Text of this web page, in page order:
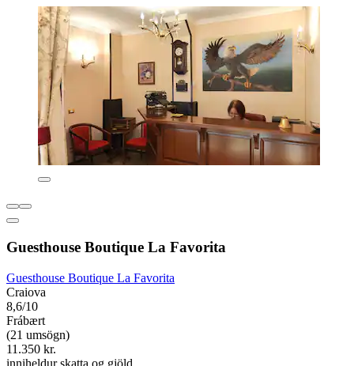
Guesthouse Boutique La Favorita
Guesthouse Boutique La Favorita
Craiova
8,6/10
Frábært
(21 umsögn)
11.350 kr.
inniheldur skatta og gjöld